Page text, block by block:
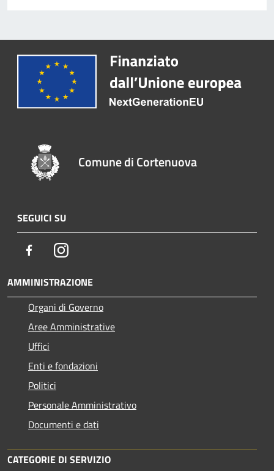
Comune di Cortenuova
SEGUICI SU
FacebookInstagram
AMMINISTRAZIONE
Organi di Governo
Aree Amministrative
Uffici
Enti e fondazioni
Politici
Personale Amministrativo
Documenti e dati
CATEGORIE DI SERVIZIO